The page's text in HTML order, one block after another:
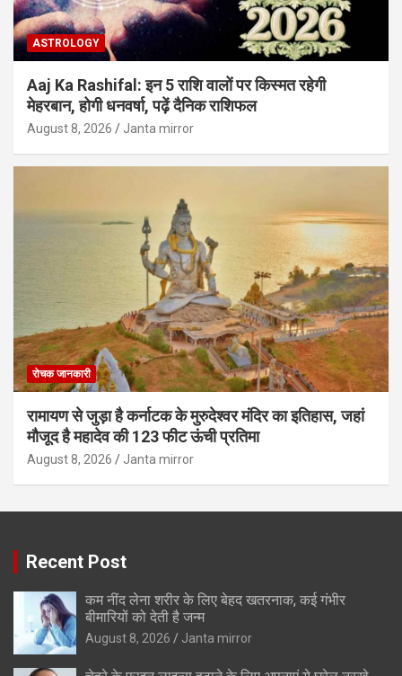
ASTROLOGY
Aaj Ka Rashifal: इन 5 राशि वालों पर किस्मत रहेगी
मेहरबान, होगी धनवर्षा, पढ़ें दैनिक राशिफल
August 8, 2026 Janta mirror
रोचक जानकारी
रामायण से जुड़ा है कर्नाटक के मुरुदेश्वर मंदिर का इतिहास, जहां
मौजूद है महादेव की 123 फीट ऊंची प्रतिमा
August 8, 2026 Janta mirror
Recent Post
कम नींद लेना शरीर के लिए बेहद खतरनाक, कई गंभीर
बीमारियों को देती है जन्म
August 8, 2026 Janta mirror